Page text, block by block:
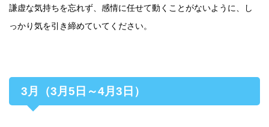
謙虚な気持ちを忘れず、感情に任せて動くことがないように、し
っかり気を引き締めていてください。
3月（3月5日～4月3日）